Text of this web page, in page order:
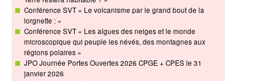
Conférence SVT « Le volcanisme par le grand bout de la
lorgnette : »
Conférence SVT « Les algues des neiges et le monde
microscopique qui peuple les névés, des montagnes aux
régions polaires »
JPO Journée Portes Ouvertes 2026 CPGE + CPES le 31
janvier 2026